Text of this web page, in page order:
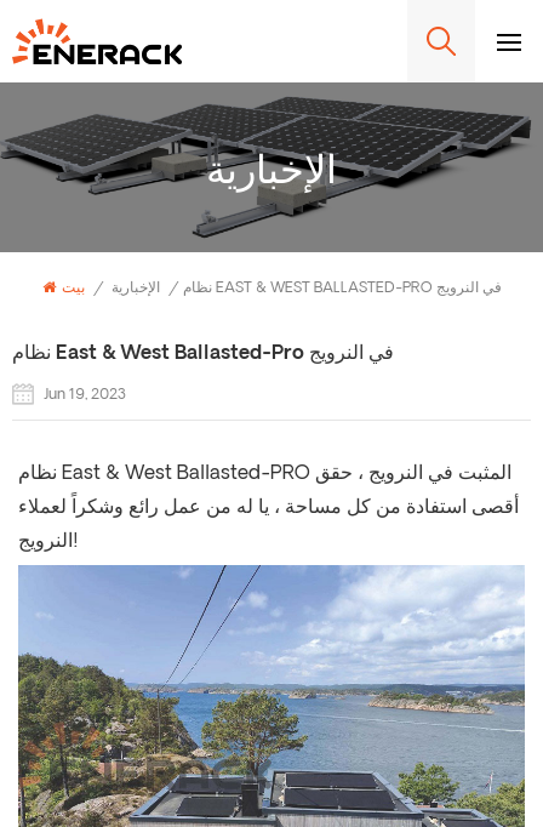
الإخبارية
بيت / الإخبارية / نظام EAST & WEST BALLASTED-PRO في النرويج
نظام East & West Ballasted-Pro في النرويج
Jun 19, 2023
نظام East & West Ballasted-PRO المثبت في النرويج ، حقق
أقصى استفادة من كل مساحة ، يا له من عمل رائع وشكراً لعملاء
النرويج!